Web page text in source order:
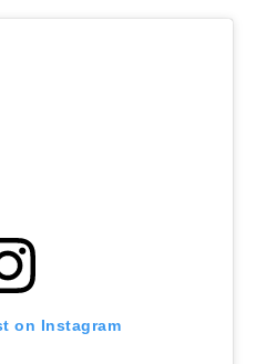
on Instagram